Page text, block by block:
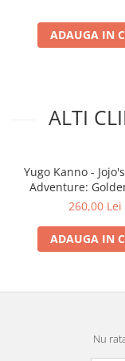
ADAUGA IN
ALTI
Yugo Kanno -
Adventure:
O.S.T Overture ,
260,00 Lei
ADAUGA IN
Nu